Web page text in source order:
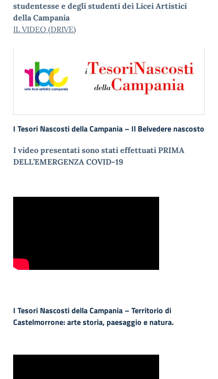
studentesse e degli studenti dei Licei Artistici
della Campania
IL VIDEO (DRIVE)
I Tesori Nascosti della Campania – Il Belvedere nascosto
I video presentati sono stati effettuati PRIMA
DELL’EMERGENZA COVID-19
I Tesori Nascosti della Campania – Territorio di
Castelmorrone: arte storia, paesaggio e natura.